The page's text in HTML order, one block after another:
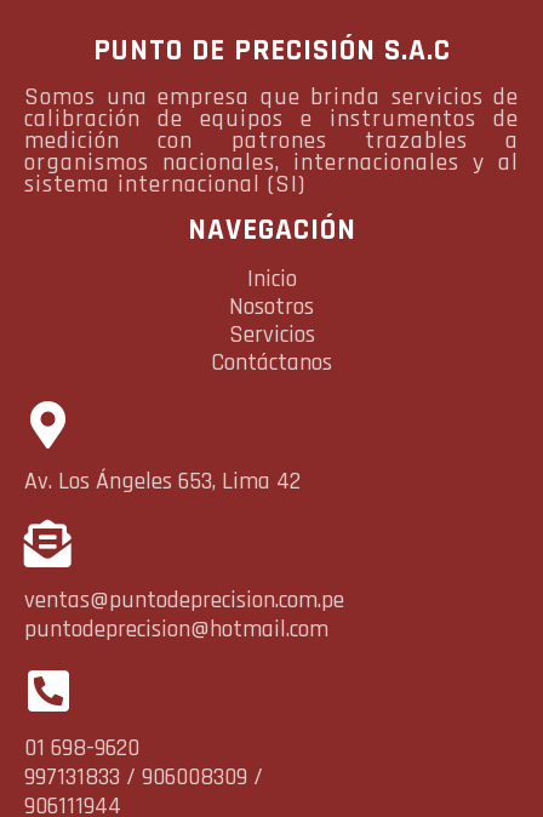
PUNTO DE PRECISIÓN S.A.C
Somos una empresa que brinda servicios de
calibración de equipos e instrumentos de
medición con patrones trazables a
organismos nacionales, internacionales y al
sistema internacional (SI)
NAVEGACIÓN
Inicio
Nosotros
Servicios
Contáctanos
Av. Los Ángeles 653, Lima 42
ventas@puntodeprecision.com.pe
puntodeprecision@hotmail.com
01 698-9620
997131833 / 906008309 /
906111944